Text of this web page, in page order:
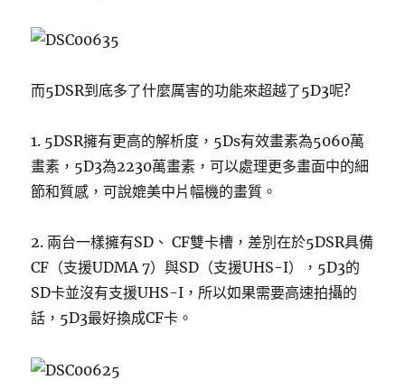
而5DSR到底多了什麼厲害的功能來超越了5D3呢?
1. 5DSR擁有更高的解析度，5Ds有效畫素為5060萬
畫素，5D3為2230萬畫素，可以處理更多畫面中的細
節和質感，可說媲美中片幅機的畫質。
2. 兩台一樣擁有SD、 CF雙卡槽，差別在於5DSR具備
CF（支援UDMA 7）與SD（支援UHS-I），5D3的
SD卡並沒有支援UHS-I，所以如果需要高速拍攝的
話，5D3最好換成CF卡。